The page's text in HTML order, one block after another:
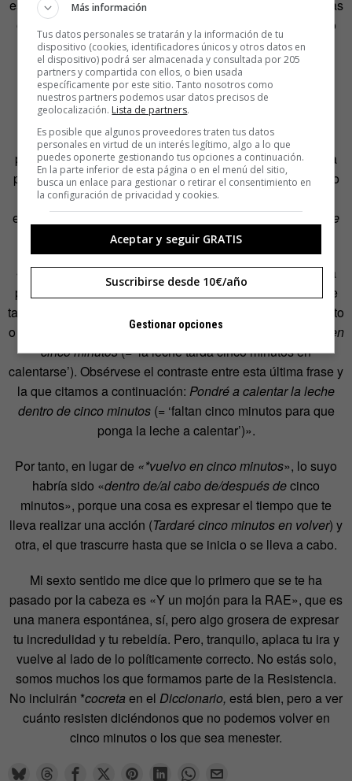
ese cartelito que tantas veces vemos colgado en ventanillas
o en televisión para advertirnos de que llega un buen rato
de publicidad. ¿Y por qué? Pues eso mismo me he
preguntado yo, y esta es la respuesta que me han dado
desde la Academia:
«Tal como se explica en elDiccionario panhispánico de
dudas(RAE y ASALE, 2010;s/vdentro, 4), el uso de la
preposiciónenpara introducir el lapso de tiempo que falta
para que algo suceda ha sido tomado del inglés (in ), por lo
que se desaconseja pese a su extensión. En su lugar, se
emplea en español la locucióndentro de: Vuelvo dentro de
cinco minutos».
«En nuestro idioma, un lapso de tiempo introducido por la
preposición
puede interpretarse como el tiempo que se
tarda en realizar una acción o en que se produzca un evento
o en llegar a un determinado estado:La leche se calienta en
cinco minutos(= ‘la leche tarda cinco minutos en
calentarse’). Obsérvese el contraste entre esta última frase y
la que citamos a continuación: Pondré a calentar la leche
dentro de cinco minutos (= ‘faltan cinco minutos para que
ponga la leche a calentar’)».
Por tanto, en lugar de «*vuelvo en cinco minutos», lo suyo
habría sido «dentro de/al cabo de/después decinco
minutos», porque una cosa es expresar el tiempo que te
lleva realizar una acción (Tardaré cinco minutos en volver) y
otra, el que trascurre hasta que se inicia o se lleva a cabo.
Mi sexto sentido me dice que lo primero que se te ha
pasado por la cabeza es «Y un mojón para la RAE», que es
una manera espontánea, sí, pero algo grosera de expresar
tu incredulidad y tu rebeldía. Pero, tranquilo, aplaca tu ira y
vuelve al lado de lo políticamente correcto. No estás solo,
somos muchos los que formamos parte de la Resistencia.
No incluirán *cocreta en el Diccionario, está bien, pero a ver
cuánto resisten diciéndonos que no podemos volver en
cinco minutos o los que sea menester.
Más información
Tus datos personales se tratarán y la información de tu
dispositivo (cookies, identificadores únicos y otros datos en
el dispositivo) podrá ser almacenada y consultada por 205
partners y compartida con ellos, o bien usada
específicamente por este sitio. Tanto nosotros como
nuestros partners podemos usar datos precisos de
geolocalización. Lista de partners.
Es posible que algunos proveedores traten tus datos
personales en virtud de un interés legítimo, algo a lo que
puedes oponerte gestionando tus opciones a continuación.
En la parte inferior de esta página o en el menú del sitio,
busca un enlace para gestionar o retirar el consentimiento en
la configuración de privacidad y cookies.
Aceptar y seguir GRATIS
Suscribirse desde 10€/año
Gestionar opciones